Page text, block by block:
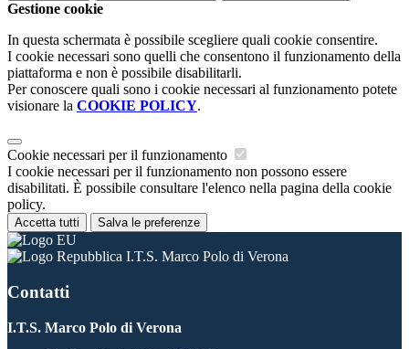
Gestione cookie
In questa schermata è possibile scegliere quali cookie consentire.
I cookie necessari sono quelli che consentono il funzionamento della
piattaforma e non è possibile disabilitarli.
Per conoscere quali sono i cookie necessari al funzionamento potete
visionare la COOKIE POLICY.
Cookie necessari per il funzionamento
I cookie necessari per il funzionamento non possono essere
disabilitati. È possibile consultare l'elenco nella pagina della cookie
policy.
Accetta tutti Salva le preferenze
I.T.S. Marco Polo di Verona
Contatti
I.T.S. Marco Polo di Verona